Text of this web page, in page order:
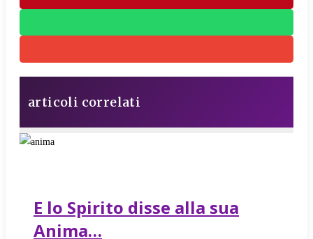
articoli correlati
E lo Spirito disse alla sua
Anima…